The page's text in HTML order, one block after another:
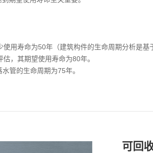
用寿命为50年（建筑构件的生命周期分析是基
，其期望使用寿命为80年。
管的生命周期为75年。
可回